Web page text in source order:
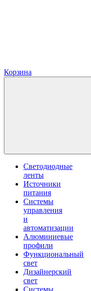
Корзина
Светодиодные
ленты
Источники
питания
Системы
управления
и
автоматизации
Алюминиевые
профили
Функциональный
свет
Дизайнерский
свет
Системы